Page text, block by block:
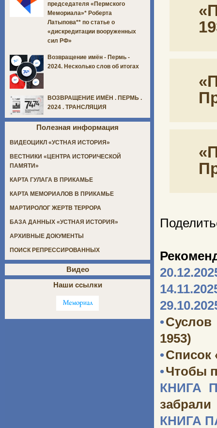
•
1953)
•Список
•Чтобы
КНИГА
забрали
КНИГА
председателя «Пермского
Мемориала»* Роберта
Латыпова** по статье о
«дискредитации вооруженных
сил РФ»
Возвращение имён - Пермь -
2024. Несколько слов об итогах
ВОЗВРАЩЕНИЕ ИМЁН . ПЕРМЬ .
2024 . ТРАНСЛЯЦИЯ
Полезная информация
ВИДЕОЦИКЛ «УСТНАЯ ИСТОРИЯ»
ВЕСТНИКИ «ЦЕНТРА ИСТОРИЧЕСКОЙ
ПАМЯТИ»
КАРТА ГУЛАГА В ПРИКАМЬЕ
КАРТА МЕМОРИАЛОВ В ПРИКАМЬЕ
МАРТИРОЛОГ ЖЕРТВ ТЕРРОРА
БАЗА ДАННЫХ «УСТНАЯ ИСТОРИЯ»
АРХИВНЫЕ ДОКУМЕНТЫ
ПОИСК РЕПРЕССИРОВАННЫХ
Видео
Наши ссылки